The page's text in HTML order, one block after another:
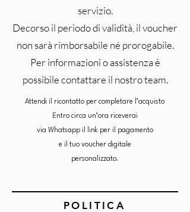
servizio.
Decorso il periodo di validità, il voucher
non sarà rimborsabile né prorogabile.
Per informazioni o assistenza è
possibile contattare il nostro team.
Attendi il ricontatto per completare l’acquisto
Entro circa un’ora riceverai
via Whatsapp il link per il pagamento
e il tuo voucher digitale
personalizzato.
POLITICA